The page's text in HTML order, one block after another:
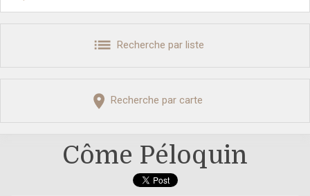
Recherche par liste
Recherche par carte
Côme Péloquin